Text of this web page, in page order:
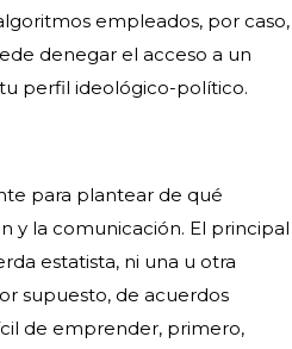
empleados, por caso,
denegar el acceso a un
perfil ideológico-político.
para plantear de qué
y la comunicación. El principal
estatista, ni una u otra
supuesto, de acuerdos
de emprender, primero,